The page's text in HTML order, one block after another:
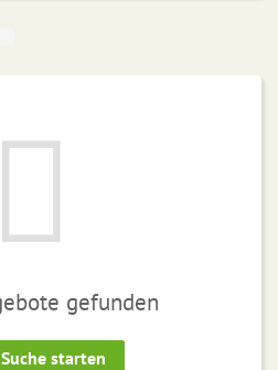
gefunden
starten